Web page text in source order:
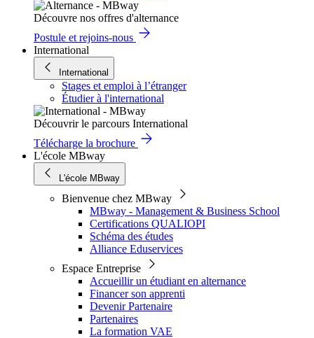
Découvre nos offres d'alternance
Postule et rejoins-nous
International
International
Stages et emploi à l’étranger
Étudier à l'international
Découvrir le parcours International
Télécharge la brochure
L'école MBway
L'école MBway
Bienvenue chez MBway
MBway - Management & Business School
Certifications QUALIOPI
Schéma des études
Alliance Eduservices
Espace Entreprise
Accueillir un étudiant en alternance
Financer son apprenti
Devenir Partenaire
Partenaires
La formation VAE